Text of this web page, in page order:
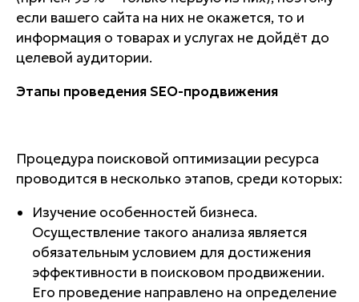
если вашего сайта на них не окажется, то и
информация о товарах и услугах не дойдёт до
целевой аудитории.
Этапы проведенияSEO-продвижения
Процедура поисковой оптимизации ресурса
проводится в несколько этапов, среди которых:
Изучение особенностей бизнеса.
Осуществление такого анализа является
обязательным условием для достижения
эффективности в поисковом продвижении.
Его проведение направлено на определение